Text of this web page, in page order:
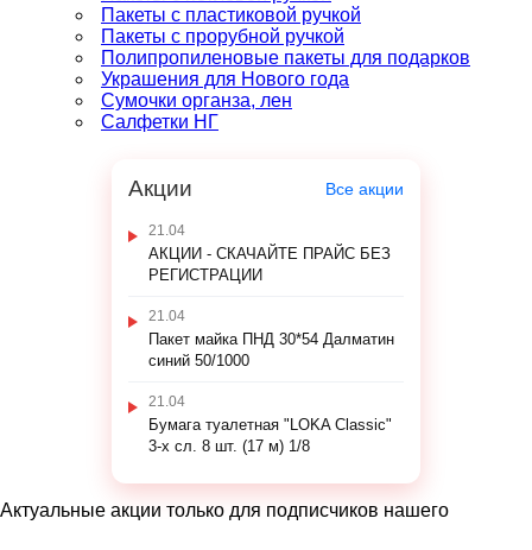
Пакеты с пластиковой ручкой
Пакеты с прорубной ручкой
Полипропиленовые пакеты для подарков
Украшения для Нового года
Сумочки органза, лен
Салфетки НГ
Акции Все акции
21.04
АКЦИИ - СКАЧАЙТЕ ПРАЙС БЕЗ
РЕГИСТРАЦИИ
21.04
Пакет майка ПНД 30*54 Далматин
синий 50/1000
21.04
Бумага туалетная "LOKA Classic"
3-х сл. 8 шт. (17 м) 1/8
Актуальные акции только для подписчиков нашего